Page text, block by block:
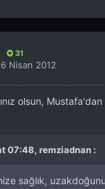
31
Nisan 2012
olsun,
07:48, remziadnan :
sağlık,